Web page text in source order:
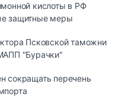
кислоты в РФ
защитные меры
Псковской таможни
"Бурачки"
сокращать перечень